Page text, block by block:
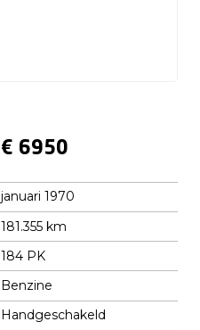
€ 6950
januari 1970
181.355 km
184 PK
Benzine
Handgeschakeld